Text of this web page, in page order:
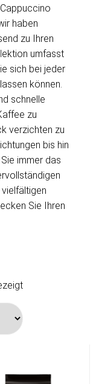
haben
zu Ihren
umfasst
sich bei jeder
können.
schnelle
zu
verzichten zu
bis hin
immer das
Sie Ihren